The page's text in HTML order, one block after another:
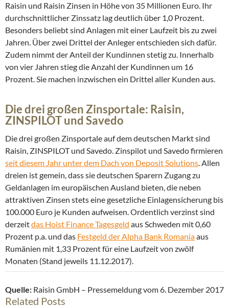
Raisin und Raisin Zinsen in Höhe von 35 Millionen Euro. Ihr
durchschnittlicher Zinssatz lag deutlich über 1,0 Prozent.
Besonders beliebt sind Anlagen mit einer Laufzeit bis zu zwei
Jahren. Über zwei Drittel der Anleger entschieden sich dafür.
Zudem nimmt der Anteil der Kundinnen stetig zu. Innerhalb
von vier Jahren stieg die Anzahl der Kundinnen um 16
Prozent. Sie machen inzwischen ein Drittel aller Kunden aus.
Die drei großen Zinsportale: Raisin,
ZINSPILOT und Savedo
Die drei großen Zinsportale auf dem deutschen Markt sind
Raisin, ZINSPILOT und Savedo. Zinspilot und Savedo firmieren
seit diesem Jahr unter dem Dach von Deposit Solutions. Allen
dreien ist gemein, dass sie deutschen Sparern Zugang zu
Geldanlagen im europäischen Ausland bieten, die neben
attraktiven Zinsen stets eine gesetzliche Einlagensicherung bis
100.000 Euro je Kunden aufweisen. Ordentlich verzinst sind
derzeitdas Hoist Finance Tagesgeld aus Schweden mit 0,60
Prozent p.a. und das Festgeld der Alpha Bank Romaniaaus
Rumänien mit 1,33 Prozent für eine Laufzeit von zwölf
Monaten (Stand jeweils 11.12.2017).
Quelle: Raisin GmbH – Pressemeldung vom 6. Dezember 2017
Related Posts